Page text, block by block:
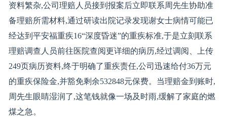
资料繁杂,公司理赔人员接到报案后立即联系周先生协助准
备理赔所需材料,通过研读出院记录发现谢女士病情可能已
经达到平安福重疾16“深度昏迷”的重疾标准,于是立刻联系
理赔调查人员前往医院查阅更详细的病历,经过调阅、上传
249页病历资料,终于明确了重疾责任,公司迅速给付36万元
的重疾保险金,并豁免剩余532848元保费。当理赔金到账时,
周先生眼睛湿润了,这笔钱就像一场及时雨,缓解了家庭的燃
煤之急。